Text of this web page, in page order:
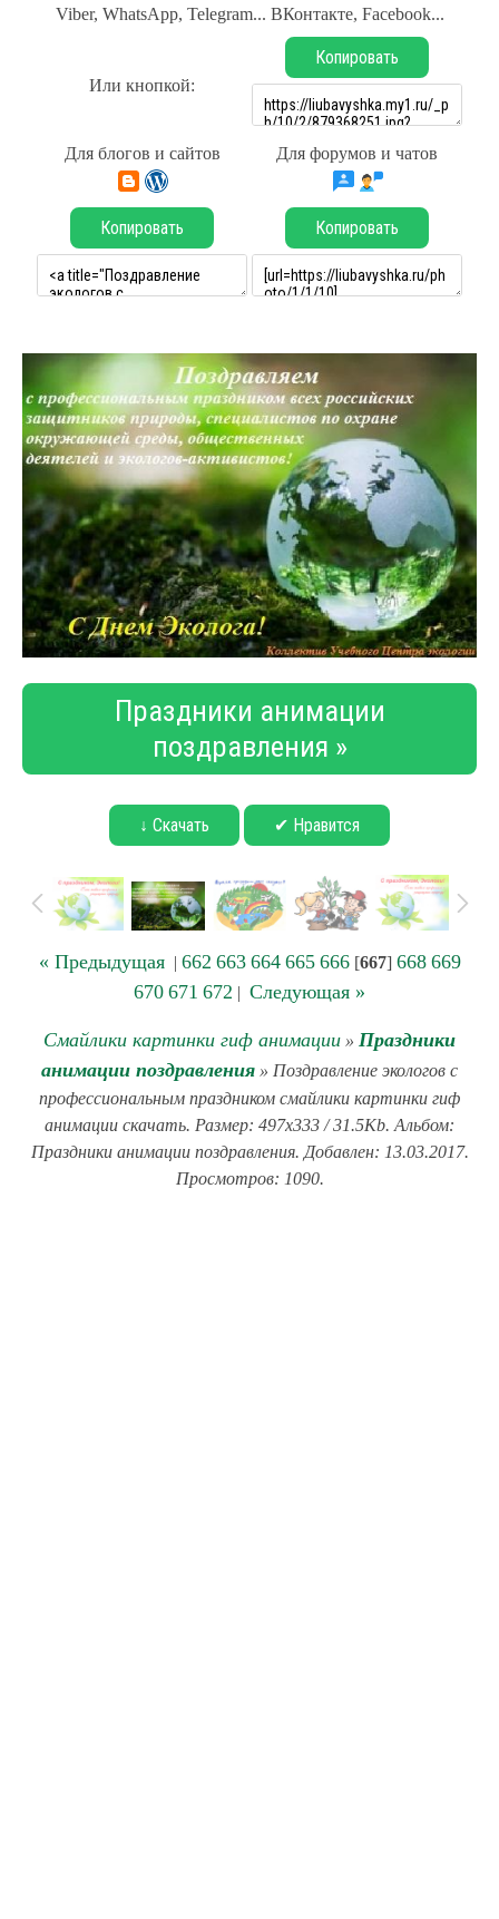
Viber, WhatsApp, Telegram... ВКонтакте, Facebook...
Или кнопкой:
Копировать
Для блогов и сайтов Для форумов и чатов
Копировать Копировать
Праздники анимации
поздравления »
↓ Скачать ✔ Нравится
« Предыдущая| 662 663 664 665 666[667] 668 669
670 671 672 | Следующая »
Смайлики картинки гиф анимации » Праздники
анимации поздравления » Поздравление экологов с
профессиональным праздником смайлики картинки гиф
анимации скачать. Размер: 497x333 / 31.5Kb. Альбом:
Праздники анимации поздравления. Добавлен: 13.03.2017.
Просмотров: 1090.